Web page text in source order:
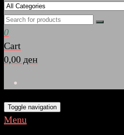
0
Cart
0,00 ден
Toggle navigation
Menu